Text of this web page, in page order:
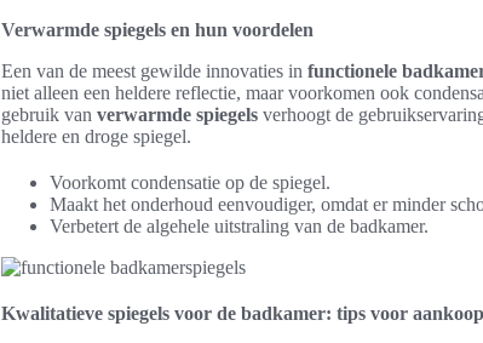
Verwarmde spiegels en hun voordelen
Een van de meest gewilde innovaties in functionele
niet alleen een heldere reflectie, maar voorkomen ook
gebruik van verwarmde spiegels verhoogt de
heldere en droge spiegel.
Voorkomt condensatie op de spiegel.
Maakt het onderhoud eenvoudiger, omdat er minder
Verbetert de algehele uitstraling van de badkamer.
Kwalitatieve spiegels voor de badkamer: tips voor aankoop